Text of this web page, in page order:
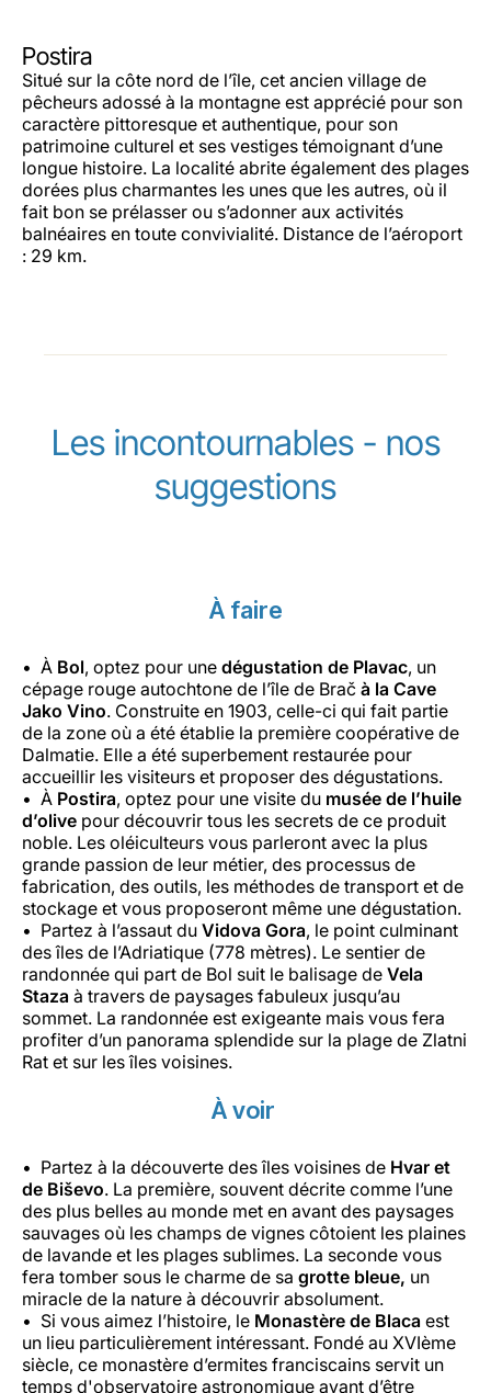
Postira
Situé sur la côte nord de l’île, cet ancien village de
pêcheurs adossé à la montagne est apprécié pour son
caractère pittoresque et authentique, pour son
patrimoine culturel et ses vestiges témoignant d’une
longue histoire. La localité abrite également des plages
dorées plus charmantes les unes que les autres, où il
fait bon se prélasser ou s’adonner aux activités
balnéaires en toute convivialité. Distance de l’aéroport
: 29 km.
Les incontournables - nos
suggestions
À faire
À Bol, optez pour une dégustation de Plavac, un
cépage rouge autochtone de l’île de Brač à la Cave
Jako Vino. Construite en 1903, celle-ci qui fait partie
de la zone où a été établie la première coopérative de
Dalmatie. Elle a été superbement restaurée pour
accueillir les visiteurs et proposer des dégustations.
À Postira, optez pour une visite du musée de l’huile
d’olive pour découvrir tous les secrets de ce produit
noble. Les oléiculteurs vous parleront avec la plus
grande passion de leur métier, des processus de
fabrication, des outils, les méthodes de transport et de
stockage et vous proposeront même une dégustation.
Partez à l’assaut du Vidova Gora, le point culminant
des îles de l’Adriatique (778 mètres). Le sentier de
randonnée qui part de Bol suit le balisage de Vela
Staza à travers de paysages fabuleux jusqu’au
sommet. La randonnée est exigeante mais vous fera
profiter d’un panorama splendide sur la plage de Zlatni
Rat et sur les îles voisines.
À voir
Partez à la découverte des îles voisines de Hvar et
de Biševo. La première, souvent décrite comme l’une
des plus belles au monde met en avant des paysages
sauvages où les champs de vignes côtoient les plaines
de lavande et les plages sublimes. La seconde vous
fera tomber sous le charme de sa grotte bleue, un
miracle de la nature à découvrir absolument.
Si vous aimez l’histoire, le Monastère de Blaca est
un lieu particulièrement intéressant. Fondé au XVIème
siècle, ce monastère d’ermites franciscains servit un
temps d'observatoire astronomique avant d’être